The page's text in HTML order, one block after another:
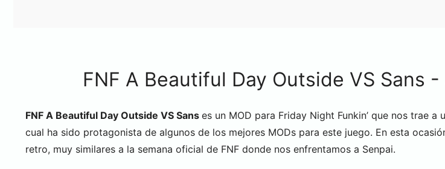
FNF A Beautiful Day Outside VS Sans
FNF A Beautiful Day Outside VS Sans es un MOD para Friday Night Funkin’ que nos trae
cual ha sido protagonista de algunos de los mejores MODs para este juego. En esta
retro, muy similares a la semana oficial de FNF donde nos enfrentamos a Senpai.